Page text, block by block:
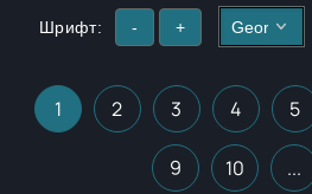
Шрифт: - +
1 2 3 4 5
9 10 ...